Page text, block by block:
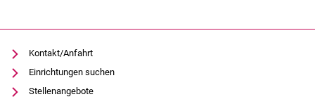
Kontakt/Anfahrt
Einrichtungen suchen
Stellenangebote